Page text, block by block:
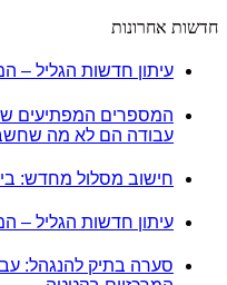
חדשות אחרונות
עיתון חדשות הגליל –
עבודה הם לא מה
חישוב מסלול מחדש:
עיתון חדשות הגליל –
סערה בתיק להנגהל: